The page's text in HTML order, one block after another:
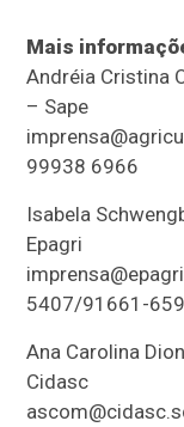
Mais
Andréia Cristina
– Sape
99938 6966
Isabela
Epagri
5407/91661-
Ana Carolina
Cidasc